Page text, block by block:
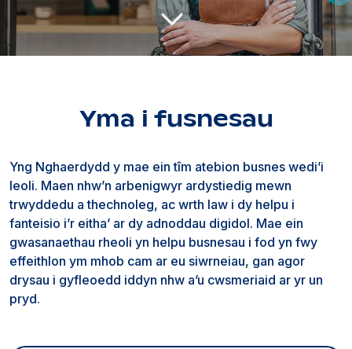
Yma i fusnesau
Yng Nghaerdydd y mae ein tîm atebion busnes wedi’i
leoli. Maen nhw’n arbenigwyr ardystiedig mewn
trwyddedu a thechnoleg, ac wrth law i dy helpu i
fanteisio i’r eitha’ ar dy adnoddau digidol. Mae ein
gwasanaethau rheoli yn helpu busnesau i fod yn fwy
effeithlon ym mhob cam ar eu siwrneiau, gan agor
drysau i gyfleoedd iddyn nhw a’u cwsmeriaid ar yr un
pryd.